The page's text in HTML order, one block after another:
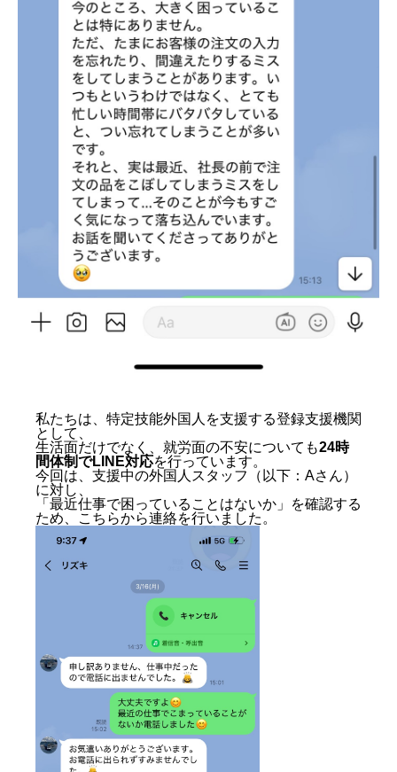
私たちは、特定技能外国人を支援する登録支援機関
として、
生活面だけでなく、就労面の不安についても24時
間体制でLINE対応を行っています。
今回は、支援中の外国人スタッフ（以下：Aさん）
に対し、
「最近仕事で困っていることはないか」を確認する
ため、こちらから連絡を行いました。